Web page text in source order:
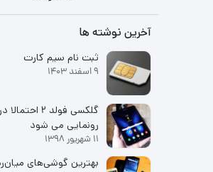
آخرین نوشته ها
ثبت نام سیم کارت
9 اسفند 1403
رونمایی می شود
11 شهریور 1398
بهترین گوشی‌های